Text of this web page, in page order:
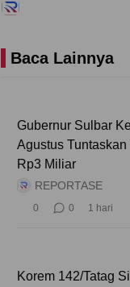
Baca Lainnya
Gubernur Sulbar
Agustus Tuntaskan
Rp3 Miliar
REPORTASE
0 0 1 hari
Korem 142/Tatag